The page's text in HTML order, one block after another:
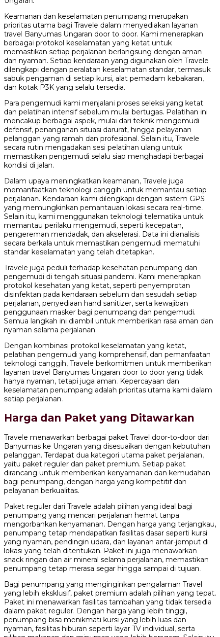
Keamanan dan keselamatan penumpang merupakan
prioritas utama bagi Travele dalam menyediakan layanan
travel Banyumas Ungaran door to door. Kami menerapkan
berbagai protokol keselamatan yang ketat untuk
memastikan setiap perjalanan berlangsung dengan aman
dan nyaman. Setiap kendaraan yang digunakan oleh Travele
dilengkapi dengan peralatan keselamatan standar, termasuk
sabuk pengaman di setiap kursi, alat pemadam kebakaran,
dan kotak P3K yang selalu tersedia.
Para pengemudi kami menjalani proses seleksi yang ketat
dan pelatihan intensif sebelum mulai bertugas. Pelatihan ini
mencakup berbagai aspek, mulai dari teknik mengemudi
defensif, penanganan situasi darurat, hingga pelayanan
pelanggan yang ramah dan profesional. Selain itu, Travele
secara rutin mengadakan sesi pelatihan ulang untuk
memastikan pengemudi selalu siap menghadapi berbagai
kondisi di jalan.
Dalam upaya meningkatkan keamanan, Travele juga
memanfaatkan teknologi canggih untuk memantau setiap
perjalanan. Kendaraan kami dilengkapi dengan sistem GPS
yang memungkinkan pemantauan lokasi secara real-time.
Selain itu, kami menggunakan teknologi telematika untuk
memantau perilaku mengemudi, seperti kecepatan,
pengereman mendadak, dan akselerasi. Data ini dianalisis
secara berkala untuk memastikan pengemudi mematuhi
standar keselamatan yang telah ditetapkan.
Travele juga peduli terhadap kesehatan penumpang dan
pengemudi di tengah situasi pandemi. Kami menerapkan
protokol kesehatan yang ketat, seperti penyemprotan
disinfektan pada kendaraan sebelum dan sesudah setiap
perjalanan, penyediaan hand sanitizer, serta kewajiban
penggunaan masker bagi penumpang dan pengemudi.
Semua langkah ini diambil untuk memberikan rasa aman dan
nyaman selama perjalanan.
Dengan kombinasi protokol keselamatan yang ketat,
pelatihan pengemudi yang komprehensif, dan pemanfaatan
teknologi canggih, Travele berkomitmen untuk memberikan
layanan travel Banyumas Ungaran door to door yang tidak
hanya nyaman, tetapi juga aman. Kepercayaan dan
keselamatan penumpang adalah prioritas utama kami dalam
setiap perjalanan.
Harga dan Paket yang Ditawarkan
Travele menawarkan berbagai paket Travel door-to-door dari
Banyumas ke Ungaran yang disesuaikan dengan kebutuhan
pelanggan. Terdapat dua kategori utama paket perjalanan,
yaitu paket reguler dan paket premium. Setiap paket
dirancang untuk memberikan kenyamanan dan kemudahan
bagi penumpang, dengan harga yang kompetitif dan
pelayanan berkualitas.
Paket reguler dari Travele adalah pilihan yang ideal bagi
penumpang yang mencari perjalanan hemat tanpa
mengorbankan kenyamanan. Dengan harga yang terjangkau,
penumpang tetap mendapatkan fasilitas dasar seperti kursi
yang nyaman, pendingin udara, dan layanan antar-jemput di
lokasi yang telah ditentukan. Paket ini juga menawarkan
snack ringan dan air mineral selama perjalanan, memastikan
penumpang tetap merasa segar hingga sampai di tujuan.
Bagi penumpang yang menginginkan pengalaman Travel
yang lebih eksklusif, paket premium adalah pilihan yang tepat.
Paket ini menawarkan fasilitas tambahan yang tidak tersedia
dalam paket reguler. Dengan harga yang lebih tinggi,
penumpang bisa menikmati kursi yang lebih luas dan
nyaman, fasilitas hiburan seperti layar TV individual, serta